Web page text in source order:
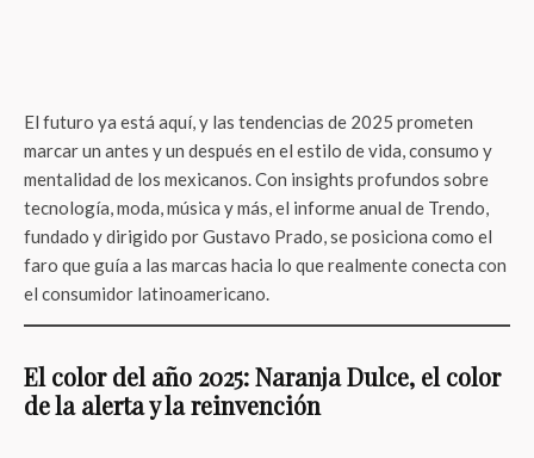
El futuro ya está aquí, y las tendencias de 2025 prometen
marcar un antes y un después en el estilo de vida, consumo y
mentalidad de los mexicanos. Con insights profundos sobre
tecnología, moda, música y más, el informe anual de Trendo,
fundado y dirigido por Gustavo Prado, se posiciona como el
faro que guía a las marcas hacia lo que realmente conecta con
el consumidor latinoamericano.
El color del año 2025: Naranja Dulce, el color
de la alerta y la reinvención